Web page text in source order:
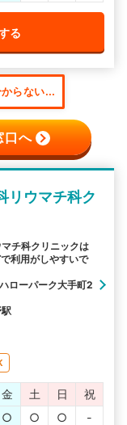
る
らない...
口へ
リウマチ科ク
チ科クリニックは
利用がしやすいで
ローパーク大手町2
金 土 日
祝
○ ○ ○
-